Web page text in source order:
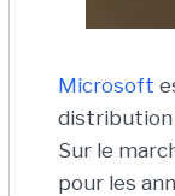
Microsoft
distribution
Sur le
pour les